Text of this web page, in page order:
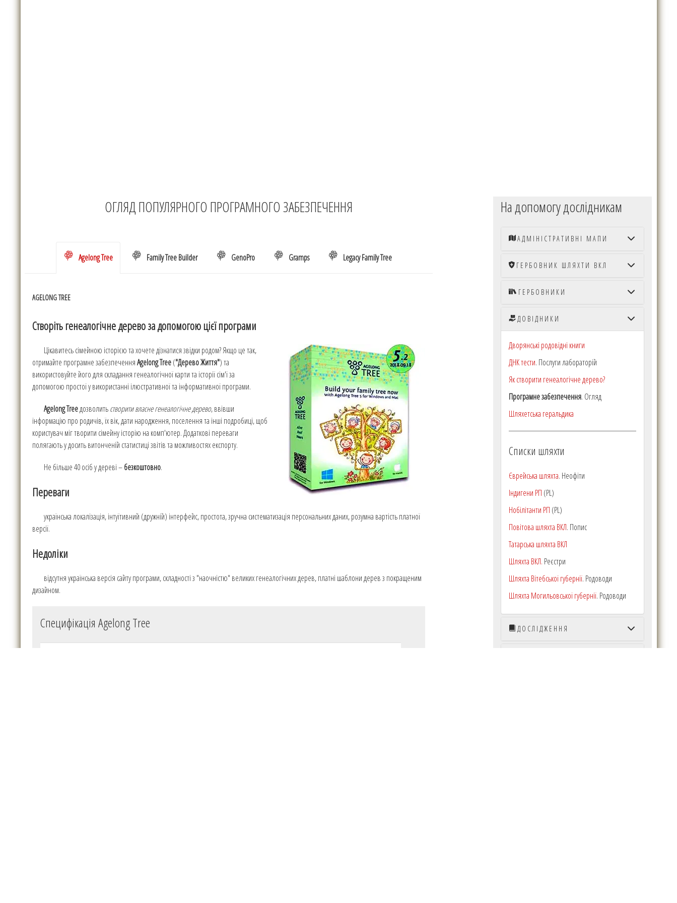
ОГЛЯД ПОПУЛЯРНОГО ПРОГРАМНОГО ЗАБЕЗПЕЧЕННЯ
Agelong Tree Family Tree Builder GenoPro Gramps Legacy Family Tree
AGELONG TREE
Створіть генеалогічне дерево за допомогою цієї програми
Цікавитесь сімейною історією та хочете дізнатися звідки родом? Якщо це так,
отримайте програмне забезпеченняAgelong Tree("Дерево Життя") та
використовуйте його для складання генеалогічної карти та історії сім'ї за
допомогою простої у використанні ілюстративної та інформативної програми.
Agelong Treeдозволитьстворити власне генеалогічне дерево, ввівши
інформацію про родичів, їх вік, дати народження, поселення та інші подробиці, щоб
користувач міг творити сімейну історію на комп'ютер. Додаткові переваги
полягають у досить витонченій статистиці звітів та можливостях експорту.
Не більше 40 осіб у дереві –безкоштовно.
Переваги
українська локалізація, інтуїтивний (дружній) інтерфейс, простота, зручна систематизація персональних даних, розумна вартість платної
версії.
Недоліки
відсутня українська версія сайту програми, складності з "наочністю" великих генеалогічних дерев, платні шаблони дерев з покращеним
дизайном.
Специфікація Agelong Tree
На допомогу дослідникам
АДМІНІСТРАТИВНІ МАПИ
ГЕРБОВНИК ШЛЯХТИ ВКЛ
ГЕРБОВНИКИ
ДОВІДНИКИ
Дворянські родовідні книги
ДНК тести. Послуги лабораторій
Як створити генеалогічне дерево?
Програмне забезпечення. Огляд
Шляхетська геральдика
Списки шляхти
Єврейська шляхта. Неофіти
Індигени РП (PL)
Нобілітанти РП (PL)
Повітова шляхта ВКЛ. Попис
Татарська шляхта ВКЛ
Шляхта ВКЛ. Реєстри
Шляхта Вітебської губернії. Родоводи
Шляхта Могильовської губернії. Родоводи
ДОСЛІДЖЕННЯ